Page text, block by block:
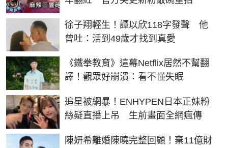
徐子翔輕生！譚以欣118字發聲 他
曾吐：活到49歲才找到真愛
《鐵拳教育》這幕Netflix居然不幫翻
譯！觀眾好崩潰：看不懂失眠
追星被網暴！ENHYPEN日本正妹粉
絲疑直播上吊 生前畫面全網瘋傳
陳妍希離婚陳曉完整回顧！棄11億財